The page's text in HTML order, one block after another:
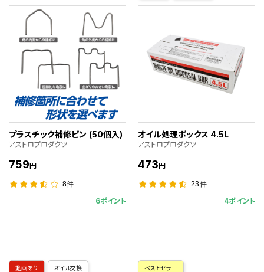
プラスチック補修ピン (50個入)
アストロプロダクツ
759円
8件
6ポイント
オイル処理ボックス 4.5L
アストロプロダクツ
473円
23件
4ポイント
動画あり オイル交換 ベストセラー